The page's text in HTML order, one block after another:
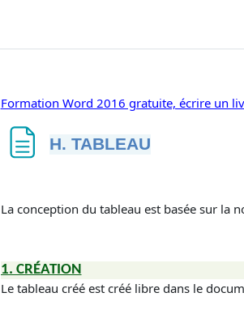
Formation Word 2016 gratuite, écrire un
H. TABLEAU
La conception du tableau est basée sur la
1. CRÉATION
Le tableau créé est créé libre dans le